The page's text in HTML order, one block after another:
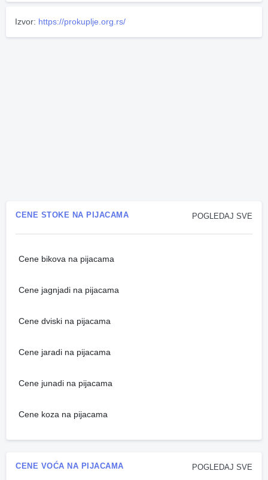
Izvor: https://prokuplje.org.rs/
POGLEDAJ SVE
CENE STOKE NA PIJACAMA
Cene bikova na pijacama
Cene jagnjadi na pijacama
Cene dviski na pijacama
Cene jaradi na pijacama
Cene junadi na pijacama
Cene koza na pijacama
POGLEDAJ SVE
CENE VOĆA NA PIJACAMA